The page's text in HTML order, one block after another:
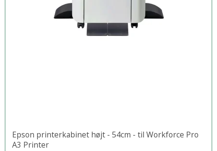
Epson printerkabinet højt - 54cm - til Workforce Pro
A3 Printer